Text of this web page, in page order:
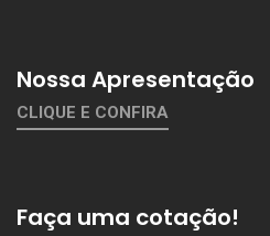
Nossa Apresentação
CLIQUE E CONFIRA
Faça uma cotação!